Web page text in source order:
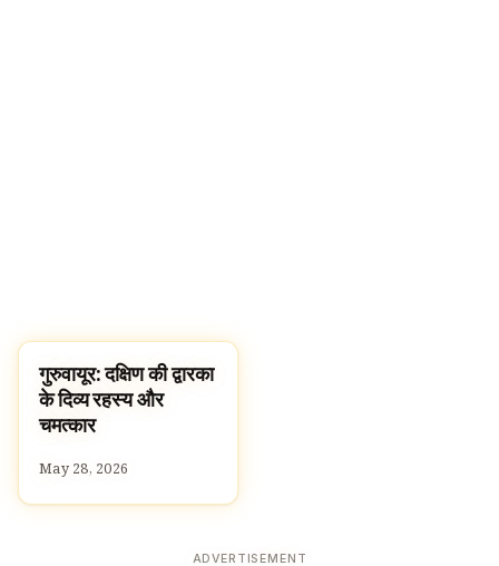
TEMPLES
गुरुवायूर: दक्षिण की द्वारका
के दिव्य रहस्य और
चमत्कार
May 28, 2026
ADVERTISEMENT